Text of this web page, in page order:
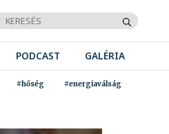
PODCAST GALÉRIA
#hőség #energiaválság